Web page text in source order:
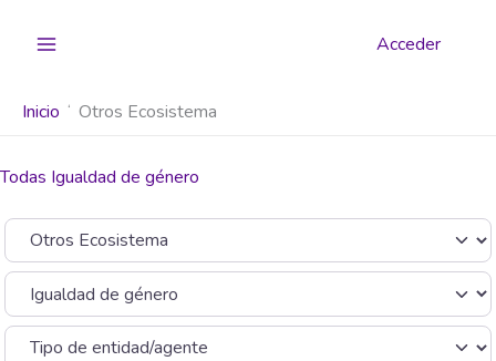
Acceder
Inicio Otros Ecosistema
Todas Igualdad de género
Seleccionar el formulario de búsqueda
Categoría